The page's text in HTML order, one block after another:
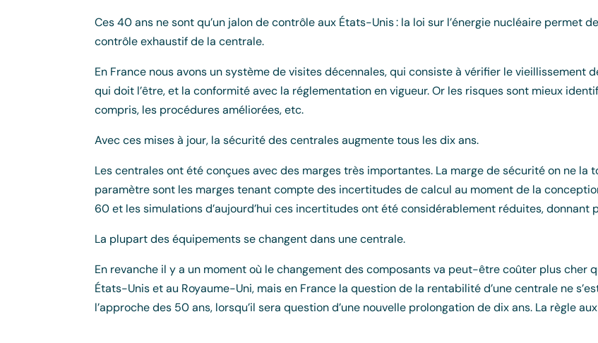
Ces 40 ans ne sont qu’un jalon de contrôle aux États-Unis : la loi sur l’énergie nucléaire permet
contrôle exhaustif de la centrale.
En France nous avons un système de visites décennales, qui consiste à vérifier le vieillissement
qui doit l’être, et la conformité avec la réglementation en vigueur. Or les risques sont mieux
compris, les procédures améliorées, etc.
Avec ces mises à jour, la sécurité des centrales augmente tous les dix ans.
Les centrales ont été conçues avec des marges très importantes. La marge de sécurité on ne la
paramètre sont les marges tenant compte des incertitudes de calcul au moment de la
60 et les simulations d’aujourd’hui ces incertitudes ont été considérablement réduites, donnant
La plupart des équipements se changent dans une centrale.
En revanche il y a un moment où le changement des composants va peut-être coûter plus cher
États-Unis et au Royaume-Uni, mais en France la question de la rentabilité d’une centrale ne
l’approche des 50 ans, lorsqu’il sera question d’une nouvelle prolongation de dix ans. La règle